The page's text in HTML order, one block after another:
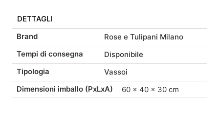
35,90 €. 30,52 €.
DETTAGLI
Brand
Rose e Tulipani Milano
Tempi di consegna
Disponibile
Tipologia
Vassoi
Dimensioni imballo (PxLxA)
60 × 40 × 30 cm